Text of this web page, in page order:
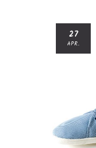
27
APR.